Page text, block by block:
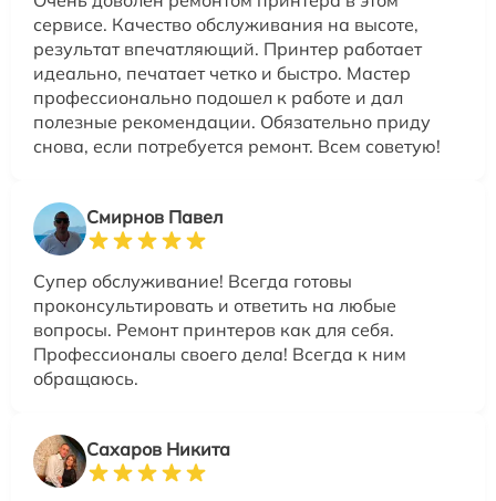
сервисе. Качество обслуживания на высоте,
результат впечатляющий. Принтер работает
идеально, печатает четко и быстро. Мастер
профессионально подошел к работе и дал
полезные рекомендации. Обязательно приду
снова, если потребуется ремонт. Всем советую!
Смирнов Павел
Супер обслуживание! Всегда готовы
проконсультировать и ответить на любые
вопросы. Ремонт принтеров как для себя.
Профессионалы своего дела! Всегда к ним
обращаюсь.
Сахаров Никита